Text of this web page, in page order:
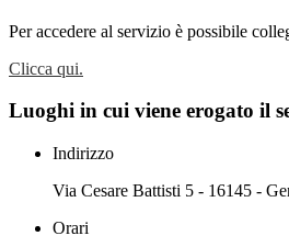
Per accedere al servizio è possibile
Clicca qui.
Luoghi in cui viene erogato il
Indirizzo
Via Cesare Battisti 5 - 16145 -
Orari